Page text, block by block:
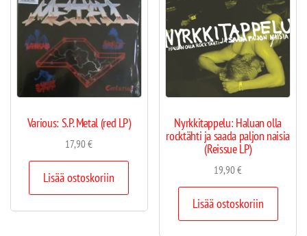
Various: S.P. Metal (red LP)
17,90€
Lisää ostoskoriin
Nyrkkitappelu: Haluan olla
rocktähti ja saada paljon naisia
(Reissue LP)
19,90€
Lisää ostoskoriin